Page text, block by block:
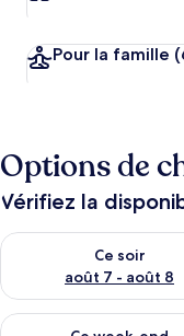
Pour la famille
Options de
Vérifiez la
Ce soir
août 7 - août 8
Vérifier la disponibilité
Vérifier la disponibilité